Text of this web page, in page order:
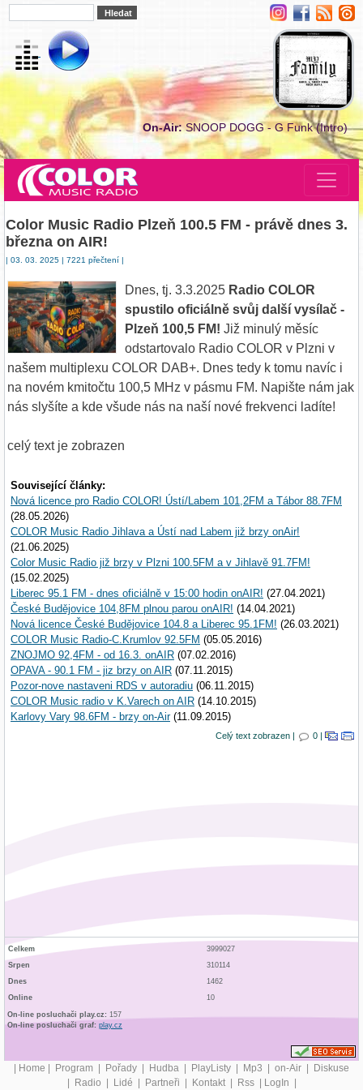
On-Air:SNOOP DOGG - G Funk (Intro)
Color Music Radio Plzeň 100.5 FM - právě dnes 3.
března on AIR!
| 03. 03. 2025 | 7221 přečtení |
Dnes, tj. 3.3.2025 Radio COLOR
spustilo oficiálně svůj další vysílač -
Plzeň 100,5 FM! Již minulý měsíc
odstartovalo Radio COLOR v Plzni v
našem multiplexu COLOR DAB+. Dnes tedy k tomu navíc i
na novém kmitočtu 100,5 MHz v pásmu FM. Napište nám jak
nás slyšíte a kde všude nás na naší nové frekvenci ladíte!
celý text je zobrazen
Související články:
Nová licence pro Radio COLOR! Ústí/Labem 101,2FM a Tábor 88.7FM
(28.05.2026)
COLOR Music Radio Jihlava a Ústí nad Labem již brzy onAir!
(21.06.2025)
Color Music Radio již brzy v Plzni 100.5FM a v Jihlavě 91.7FM!
(15.02.2025)
Liberec 95.1 FM - dnes oficiálně v 15:00 hodin onAIR! (27.04.2021)
České Budějovice 104,8FM plnou parou onAIR! (14.04.2021)
Nová licence České Budějovice 104.8 a Liberec 95.1FM! (26.03.2021)
COLOR Music Radio-C.Krumlov 92.5FM (05.05.2016)
ZNOJMO 92,4FM - od 16.3. onAIR (07.02.2016)
OPAVA - 90.1 FM - jiz brzy on AIR (07.11.2015)
Pozor-nove nastaveni RDS v autoradiu (06.11.2015)
COLOR Music radio v K.Varech on AIR (14.10.2015)
Karlovy Vary 98.6FM - brzy on-Air(11.09.2015)
Celý text zobrazen | 0 |
Celkem
3999027
Srpen
310114
Dnes
1462
Online
10
On-line posluchači play.cz: 157
On-line posluchači graf: play.cz
| Home | Program | Pořady | Hudba | PlayListy | Mp3 | on-Air | Diskuse
| Radio | Lidé | Partneři | Kontakt | Rss | LogIn |